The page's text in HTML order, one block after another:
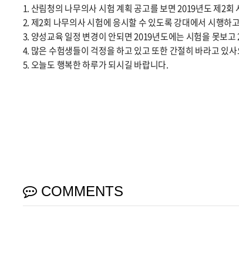
1. 산림청의 나무의사 시험 계획 공고를 보면 2019년도 제2
2. 제2회 나무의사 시험에 응시할 수 있도록 강대에서 시행
3. 양성교육 일정 변경이 안되면 2019년도에는 시험을 못보
4. 많은 수험생들이 걱정을 하고 있고 또한 간절히 바라고 있
5. 오늘도 행복한 하루가 되시길 바랍니다.
COMMENTS